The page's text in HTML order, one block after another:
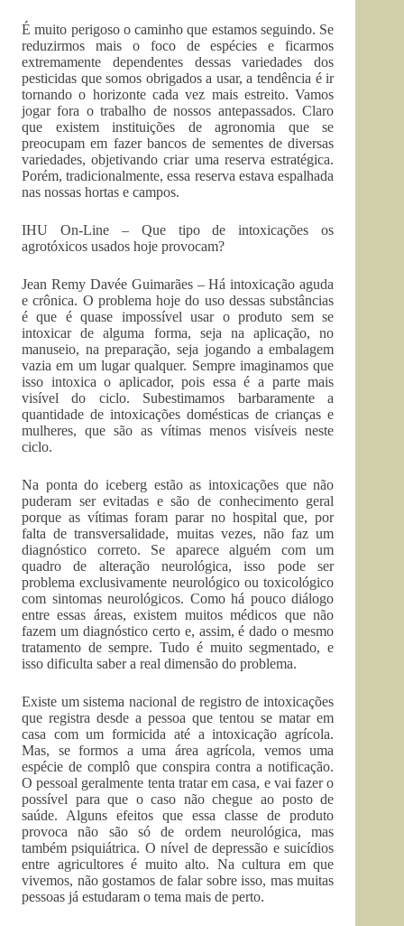
É muito perigoso o caminho que estamos seguindo. Se
reduzirmos mais o foco de espécies e ficarmos
extremamente dependentes dessas variedades dos
pesticidas que somos obrigados a usar, a tendência é ir
tornando o horizonte cada vez mais estreito. Vamos
jogar fora o trabalho de nossos antepassados. Claro
que existem instituições de agronomia que se
preocupam em fazer bancos de sementes de diversas
variedades, objetivando criar uma reserva estratégica.
Porém, tradicionalmente, essa reserva estava espalhada
nas nossas hortas e campos.
IHU On-Line – Que tipo de intoxicações os
agrotóxicos usados hoje provocam?
Jean Remy Davée Guimarães – Há intoxicação aguda
e crônica. O problema hoje do uso dessas substâncias
é que é quase impossível usar o produto sem se
intoxicar de alguma forma, seja na aplicação, no
manuseio, na preparação, seja jogando a embalagem
vazia em um lugar qualquer. Sempre imaginamos que
isso intoxica o aplicador, pois essa é a parte mais
visível do ciclo. Subestimamos barbaramente a
quantidade de intoxicações domésticas de crianças e
mulheres, que são as vítimas menos visíveis neste
ciclo.
Na ponta do iceberg estão as intoxicações que não
puderam ser evitadas e são de conhecimento geral
porque as vítimas foram parar no hospital que, por
falta de transversalidade, muitas vezes, não faz um
diagnóstico correto. Se aparece alguém com um
quadro de alteração neurológica, isso pode ser
problema exclusivamente neurológico ou toxicológico
com sintomas neurológicos. Como há pouco diálogo
entre essas áreas, existem muitos médicos que não
fazem um diagnóstico certo e, assim, é dado o mesmo
tratamento de sempre. Tudo é muito segmentado, e
isso dificulta saber a real dimensão do problema.
Existe um sistema nacional de registro de intoxicações
que registra desde a pessoa que tentou se matar em
casa com um formicida até a intoxicação agrícola.
Mas, se formos a uma área agrícola, vemos uma
espécie de complô que conspira contra a notificação.
O pessoal geralmente tenta tratar em casa, e vai fazer o
possível para que o caso não chegue ao posto de
saúde. Alguns efeitos que essa classe de produto
provoca não são só de ordem neurológica, mas
também psiquiátrica. O nível de depressão e suicídios
entre agricultores é muito alto. Na cultura em que
vivemos, não gostamos de falar sobre isso, mas muitas
pessoas já estudaram o tema mais de perto.